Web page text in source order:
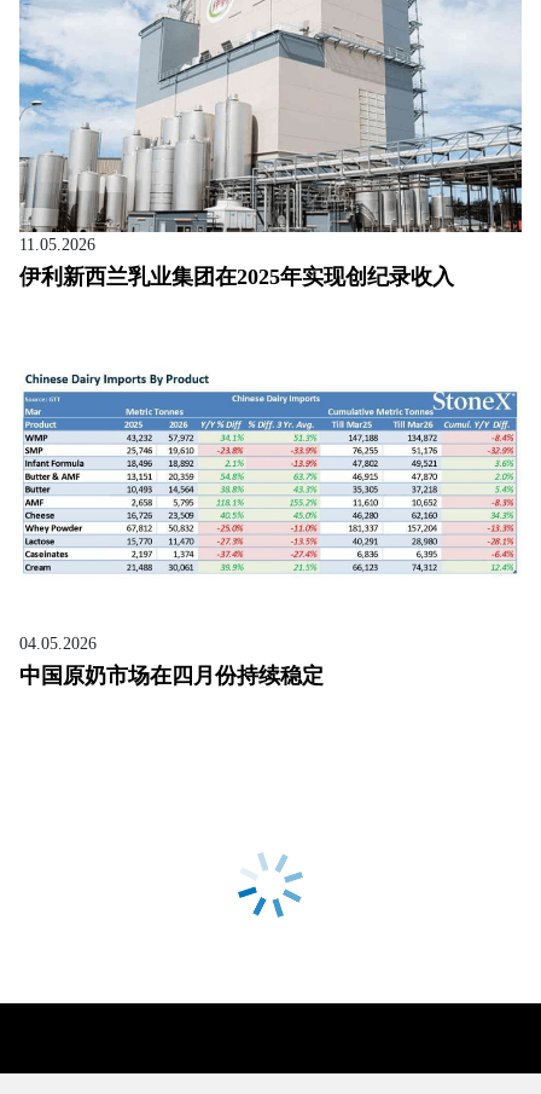
11.05.2026
伊利新西兰乳业集团在2025年实现创纪录收入
04.05.2026
中国原奶市场在四月份持续稳定